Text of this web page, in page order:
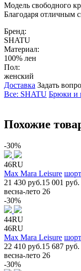
Модель свободного
Благодаря отличным
Бренд:
SHATU
Материал:
100% лен
Пол:
женский
Доставка Задать
Все: SHATU Брюки и
Похожие
-30%
46RU
Max Mara Leisure
21 430 руб.15 001 руб.
весна-лето 26
-30%
44RU
46RU
Max Mara Leisure
22 410 руб.15 687 руб.
весна-лето 26
-30%